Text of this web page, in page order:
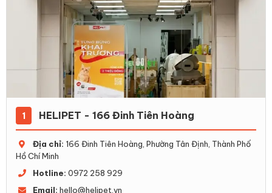
1 HELIPET - 166 Đinh Tiên Hoàng
Địa chỉ: 166 Đinh Tiên Hoàng, Phường Tân Định, Thành Phố
Hồ Chí Minh
Hotline: 0972 258 929
Email: hello@helipet.vn